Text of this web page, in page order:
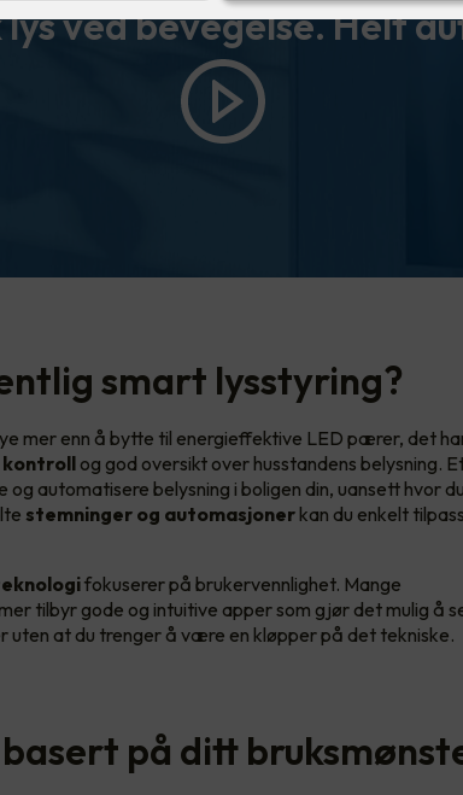
ved bevegelse. Helt
smart lysstyring?
mer enn å bytte til energieffektive LED pærer, det
kontrollog god oversikt over husstandens belysning.
automatisere belysning i boligen din, uansett hvor
stemninger og automasjoner kan du enkelt
fokuserer på brukervennlighet. Mange
tilbyr gode og intuitive apper som gjør det mulig å
uten at du trenger å være en kløpper på det tekniske.
på ditt